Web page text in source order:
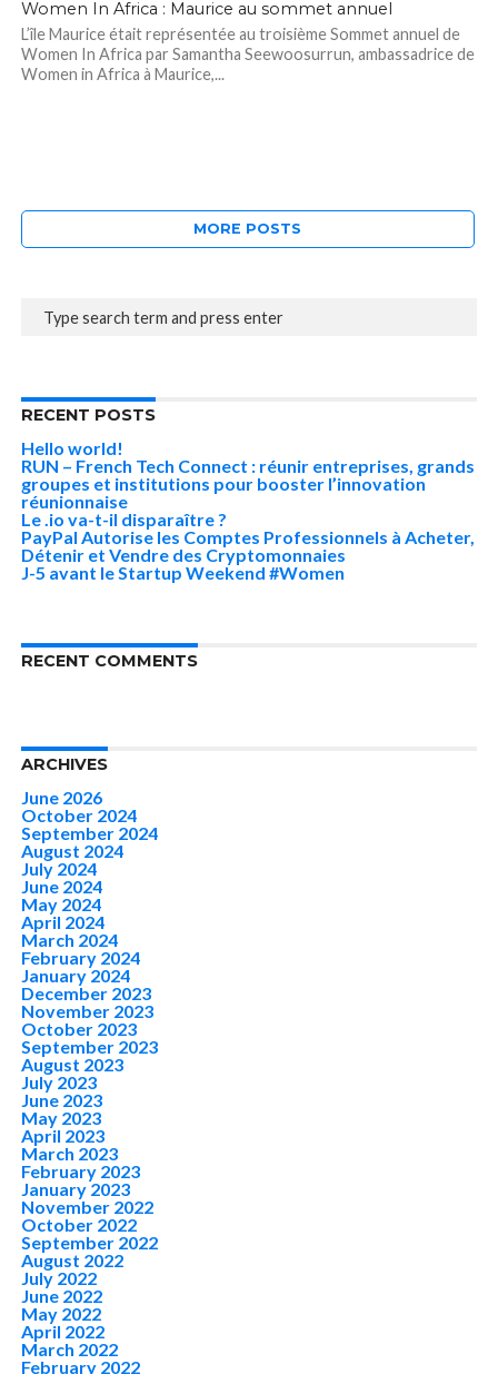
Women In Africa : Maurice au sommet annuel
L’île Maurice était représentée au troisième Sommet annuel de
Women In Africa par Samantha Seewoosurrun, ambassadrice de
Women in Africa à Maurice,...
MORE POSTS
RECENT POSTS
Hello world!
RUN – French Tech Connect : réunir entreprises, grands
groupes et institutions pour booster l’innovation
réunionnaise
Le .io va-t-il disparaître ?
PayPal Autorise les Comptes Professionnels à Acheter,
Détenir et Vendre des Cryptomonnaies
J-5 avant le Startup Weekend #Women
RECENT COMMENTS
ARCHIVES
June 2026
October 2024
September 2024
August 2024
July 2024
June 2024
May 2024
April 2024
March 2024
February 2024
January 2024
December 2023
November 2023
October 2023
September 2023
August 2023
July 2023
June 2023
May 2023
April 2023
March 2023
February 2023
January 2023
November 2022
October 2022
September 2022
August 2022
July 2022
June 2022
May 2022
April 2022
March 2022
February 2022